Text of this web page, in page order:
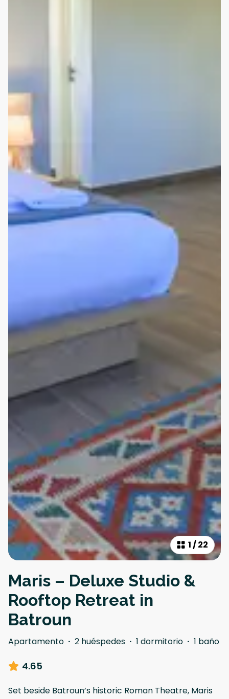
1 /22
Maris – Deluxe Studio &
Rooftop Retreat in
Batroun
Apartamento · 2 huéspedes · 1 dormitorio · 1 baño
4.65
Set beside Batroun’s historic Roman Theatre, Maris